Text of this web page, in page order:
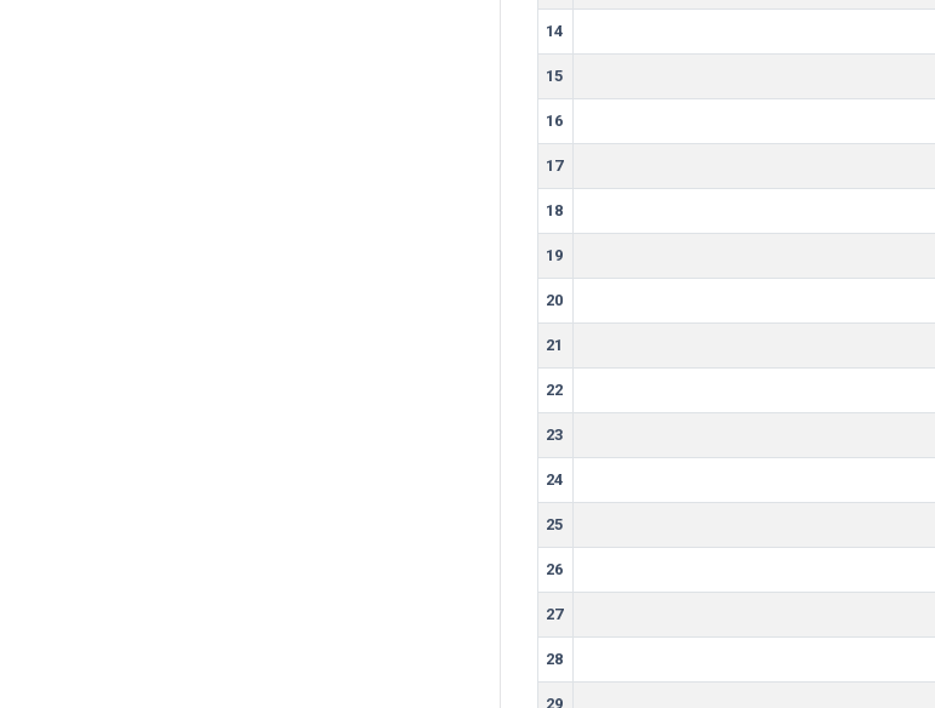
14
15
16
17
18
19
20
21
22
23
24
25
26
27
28
29